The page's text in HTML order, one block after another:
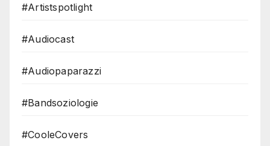
#Artistspotlight
#Audiocast
#Audiopaparazzi
#Bandsoziologie
#CooleCovers